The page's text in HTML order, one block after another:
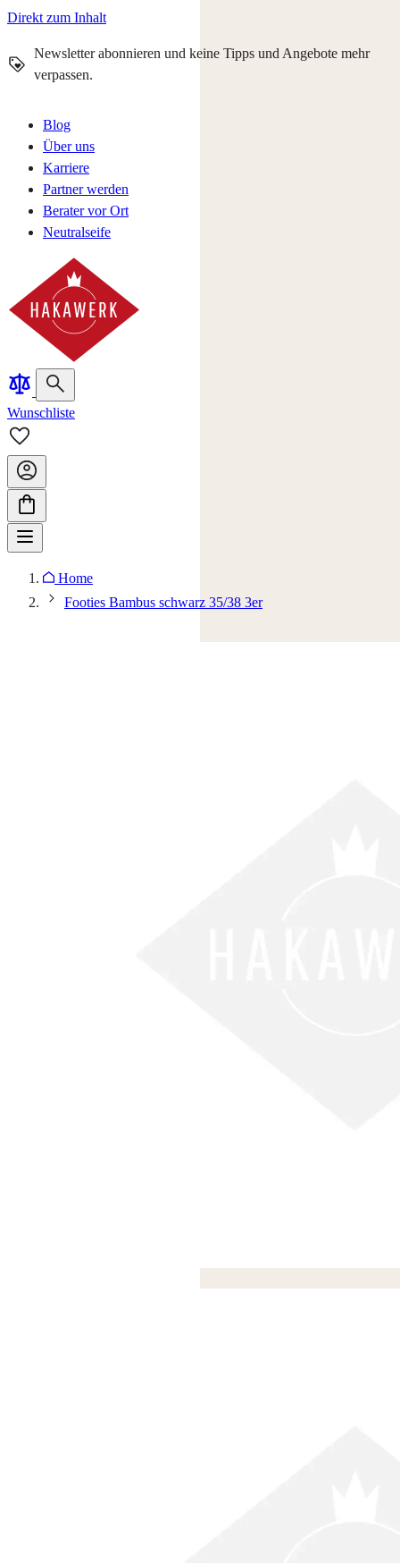
Direkt zum Inhalt
Newsletter abonnieren und keine Tipps und Angebote mehr
verpassen.
Blog
Über uns
Karriere
Partner werden
Berater vor Ort
Neutralseife
Wunschliste
Home
Footies Bambus schwarz 35/38 3er